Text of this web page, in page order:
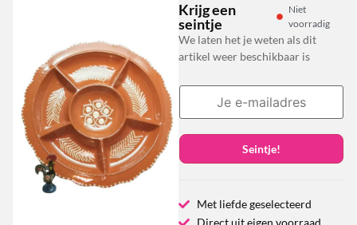
Krijg een
seintje
Niet
voorradig
We laten het je weten als dit
artikel weer beschikbaar is
Seintje!
Met liefde geselecteerd